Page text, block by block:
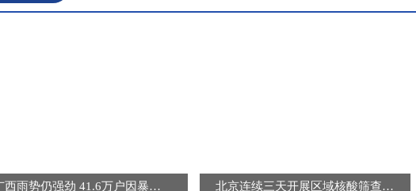
广西雨势仍强劲 41.6万户因暴雨受灾用户恢复供电 北京连续三天开展区域核酸筛查 “封城”“静默”是谣言